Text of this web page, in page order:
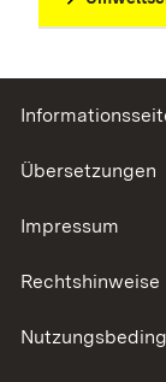
Übersetzungen
Impressum
Rechtshinweise